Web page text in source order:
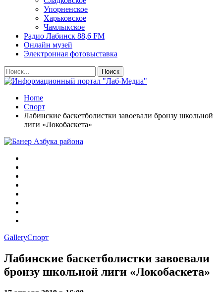
Упорненское
Харьковское
Чамлыкское
Радио Лабинск 88,6 FM
Онлайн музей
Электронная фотовыставка
Home
Спорт
Лабинские баскетболистки завоевали бронзу школьной
лиги «Локобаскета»
GalleryСпорт
Лабинские баскетболистки завоевали
бронзу школьной лиги «Локобаскета»